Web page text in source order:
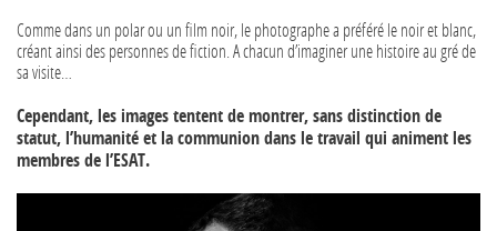
Comme dans un polar ou un film noir, le photographe a préféré le noir et blanc,
créant ainsi des personnes de fiction. A chacun d’imaginer une histoire au gré de
sa visite…
Cependant, les images tentent de montrer, sans distinction de
statut, l’humanité et la communion dans le travail qui animent les
membres de l’ESAT.